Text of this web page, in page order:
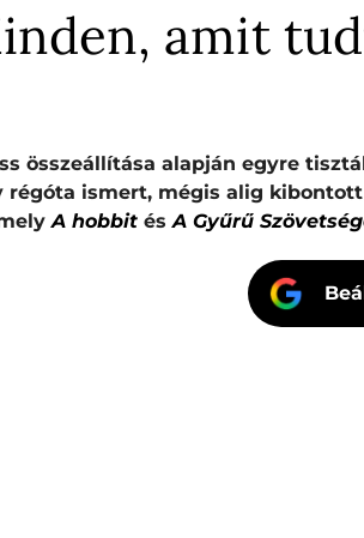
amit
összeállítása alapján egyre
régóta ismert, mégis alig
A hobbit ésA Gyűrű